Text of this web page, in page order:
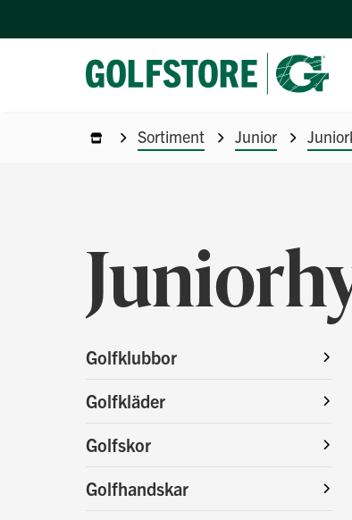
Sortiment Junior
Golfklubbor
Golfkläder
Golfskor
Golfhandskar